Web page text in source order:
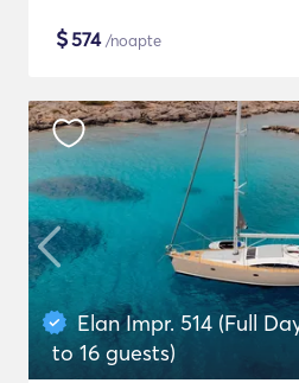
$574/noapte
Elan Impr. 514 (Full
to 16 guests)